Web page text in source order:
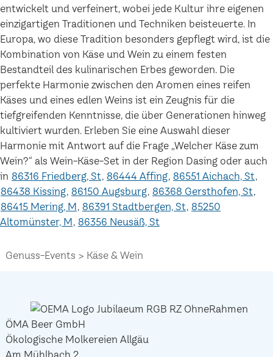
entwickelt und verfeinert, wobei jede Kultur ihre eigenen
einzigartigen Traditionen und Techniken beisteuerte. In
Europa, wo diese Tradition besonders gepflegt wird, ist die
Kombination von Käse und Wein zu einem festen
Bestandteil des kulinarischen Erbes geworden. Die
perfekte Harmonie zwischen den Aromen eines reifen
Käses und eines edlen Weins ist ein Zeugnis für die
tiefgreifenden Kenntnisse, die über Generationen hinweg
kultiviert wurden. Erleben Sie eine Auswahl dieser
Harmonie mit Antwort auf die Frage „Welcher Käse zum
Wein?“ als Wein-Käse-Set in der Region Dasing oder auch
in 86316 Friedberg, St 86444 Affing 86551 Aichach, St
86438 Kissing 86150 Augsburg 86368 Gersthofen, St
86415 Mering, M 86391 Stadtbergen, St 85250
Altomünster, M 86356 Neusäß, St
Genuss-Events Käse & Wein
ÖMA Beer GmbH
Ökologische Molkereien Allgäu
Am Mühlbach 2